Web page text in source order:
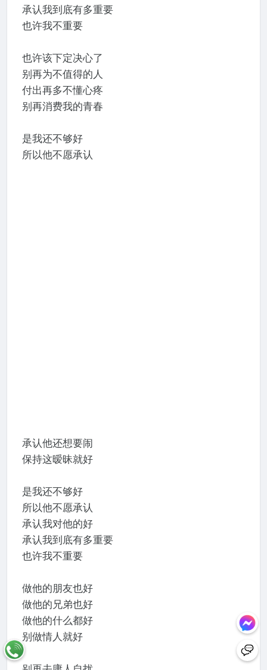
承认我到底有多重要
也许我不重要
也许该下定决心了
别再为不值得的人
付出再多不懂心疼
别再消费我的青春
是我还不够好
所以他不愿承认
承认他还想要闹
保持这暧昧就好
是我还不够好
所以他不愿承认
承认我对他的好
承认我到底有多重要
也许我不重要
做他的朋友也好
做他的兄弟也好
做他的什么都好
别做情人就好